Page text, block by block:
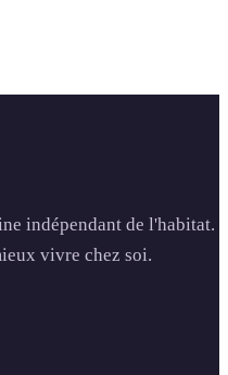
indépendant de l'habitat.
vivre chez soi.